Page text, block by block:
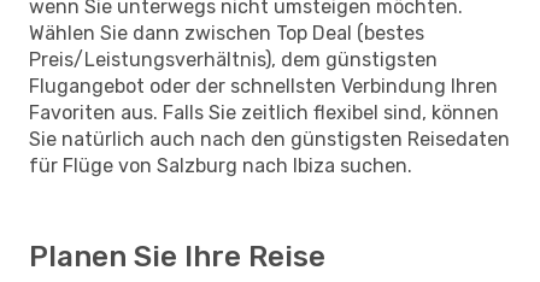
wenn Sie unterwegs nicht umsteigen möchten.
Wählen Sie dann zwischen Top Deal (bestes
Preis/Leistungsverhältnis), dem günstigsten
Flugangebot oder der schnellsten Verbindung Ihren
Favoriten aus. Falls Sie zeitlich flexibel sind, können
Sie natürlich auch nach den günstigsten Reisedaten
für Flüge von Salzburg nach Ibiza suchen.
Planen Sie Ihre Reise